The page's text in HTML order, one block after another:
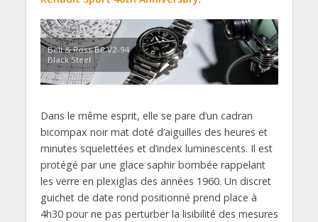
Bell & Ross BR V2-94
Black Steel
Dans le même esprit, elle se pare d’un cadran
bicompax noir mat doté d’aiguilles des heures et
minutes squelettées et d’index luminescents. Il est
protégé par une glace saphir bombée rappelant
les verre en plexiglas des années 1960. Un discret
guichet de date rond positionné prend place à
4h30 pour ne pas perturber la lisibilité des mesures